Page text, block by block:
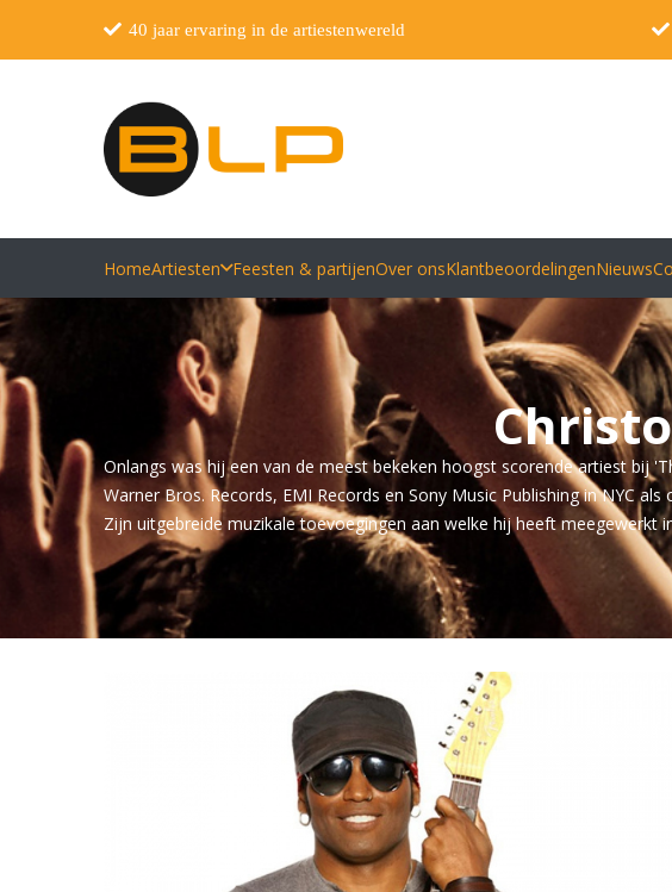
40 jaar ervaring in de artiestenwereld
HomeArtiesten Feesten & partijenOver onsKlantbeoordelingenNieuws
Onlangs was hij een van de meest bekeken hoogst scorende artiest bij
Warner Bros. Records, EMI Records en Sony Music Publishing in NYC
Zijn uitgebreide muzikale toevoegingen aan welke hij heeft